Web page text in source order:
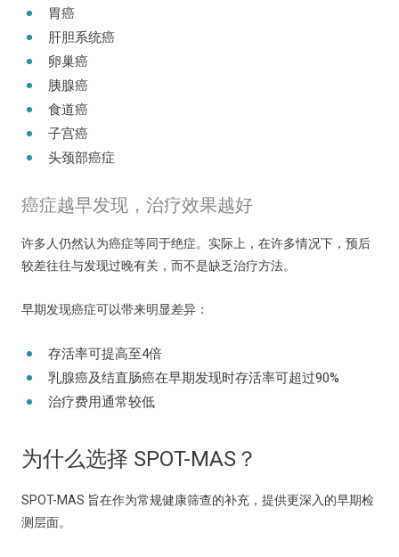
胃癌
肝胆系统癌
卵巢癌
胰腺癌
食道癌
子宫癌
头颈部癌症
癌症越早发现，治疗效果越好
许多人仍然认为癌症等同于绝症。实际上，在许多情况下，预后
较差往往与发现过晚有关，而不是缺乏治疗方法。
早期发现癌症可以带来明显差异：
存活率可提高至4倍
乳腺癌及结直肠癌在早期发现时存活率可超过90%
治疗费用通常较低
为什么选择 SPOT-MAS？
SPOT-MAS 旨在作为常规健康筛查的补充，提供更深入的早期检
测层面。